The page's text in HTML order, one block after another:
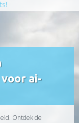
ai-
Ontdek de